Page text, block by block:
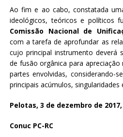
Ao fim e ao cabo, constatada
ideológicos, teóricos e políticos
Comissão Nacional de
com a tarefa de aprofundar as
cujo principal instrumento deverá
de fusão orgânica para apreciação
partes envolvidas, considerando-
principais acúmulos, singularidades
Pelotas, 3 de dezembro de 2017,
Conuc PC-RC